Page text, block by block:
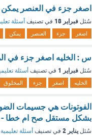
اصغر جزء في العنصر يمكن
سُئل فبراير 18 في تصنيف أسئلة
اصغر جزء العنصر يمكن
س : الخليه اصغر جزء في
سُئل فبراير 1 في تصنيف أسئلة
الخليه اصغر جزء المخلوق
الفوتونات هي جسيمات
بشكل مستقل صح ام خطا -
سُئل يناير 2 في تصنيف أسئلة تعليمية